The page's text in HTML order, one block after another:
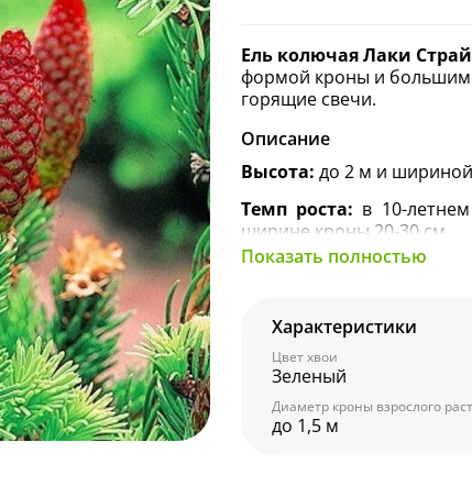
Ель колючая Лаки
формой кроны и
горящие свечи.
Описание
Высота: до 2 м и
Темп роста: в 10-
ширине кроны 20-30 см.
Форма кроны:
Хвоя:колючая, толстая,
светлее, жёлто-салатового
Шишки:крупные,
или лилово-красный
меняется на тёмно-
Показать полностью
Характеристики
Цвет хвои
Зеленый
Диаметр кроны взрослого
до 1,5 м